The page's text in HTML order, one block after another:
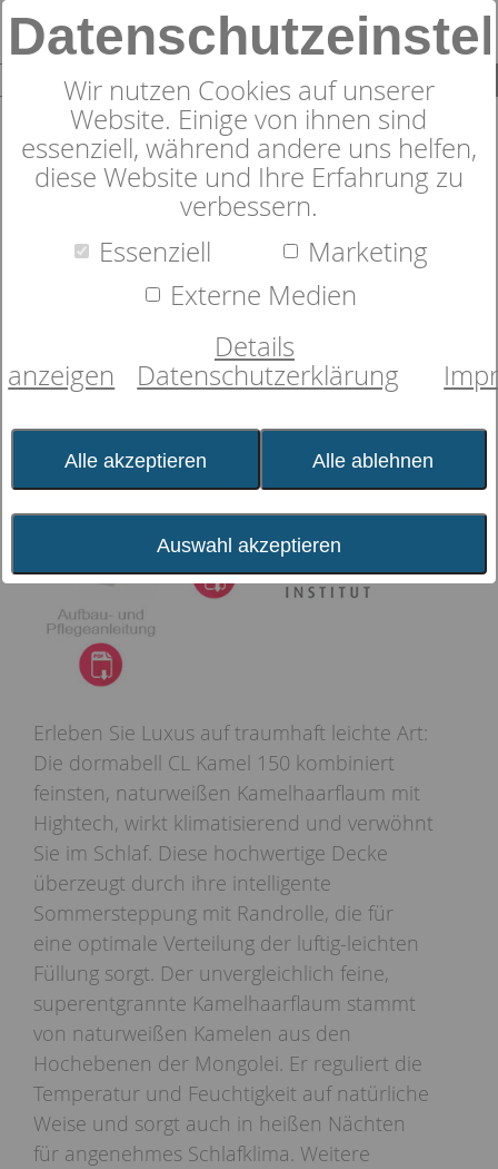
0
dormabell CL Kamel 150
Erleben Sie Luxus auf traumhaft leichte Art:
Die dormabell CL Kamel 150 kombiniert
feinsten, naturweißen Kamelhaarflaum mit
Hightech, wirkt klimatisierend und verwöhnt
Sie im Schlaf. Diese hochwertige Decke
überzeugt durch ihre intelligente
Sommersteppung mit Randrolle, die für
eine optimale Verteilung der luftig-leichten
Füllung sorgt. Der unvergleichlich feine,
superentgrannte Kamelhaarflaum stammt
von naturweißen Kamelen aus den
Hochebenen der Mongolei. Er reguliert die
Temperatur und Feuchtigkeit auf natürliche
Weise und sorgt auch in heißen Nächten
für angenehmes Schlafklima. Weitere
Wir nutzen Cookies auf unserer
Website. Einige von ihnen sind
essenziell, während andere uns helfen,
diese Website und Ihre Erfahrung zu
verbessern.
Essenziell
Marketing
Externe Medien
Details
anzeigen
Datenschutzerklärung
Alle akzeptieren Alle ablehnen
Auswahl akzeptieren